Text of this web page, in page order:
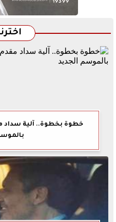
خطوة بخطوة.. آلية سداد